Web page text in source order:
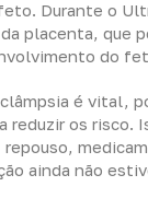
Durante o
placenta, que
do
é vital,
reduzir os risco.
ainda não